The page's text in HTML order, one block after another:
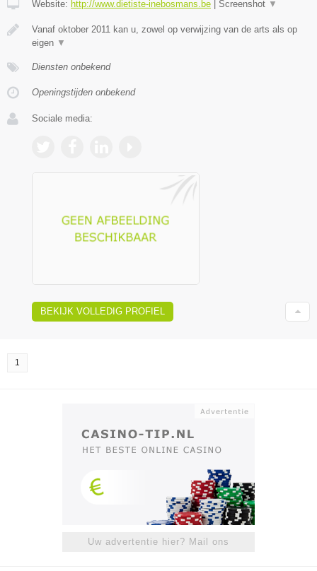
Website: http://www.dietiste-inebosmans.be Screenshot ▼
Vanaf oktober 2011 kan u, zowel op verwijzing van de arts als op
eigen ▼
Diensten onbekend
Openingstijden onbekend
Sociale media:
BEKIJK VOLLEDIG PROFIEL
1
Uw advertentie hier? Mail ons